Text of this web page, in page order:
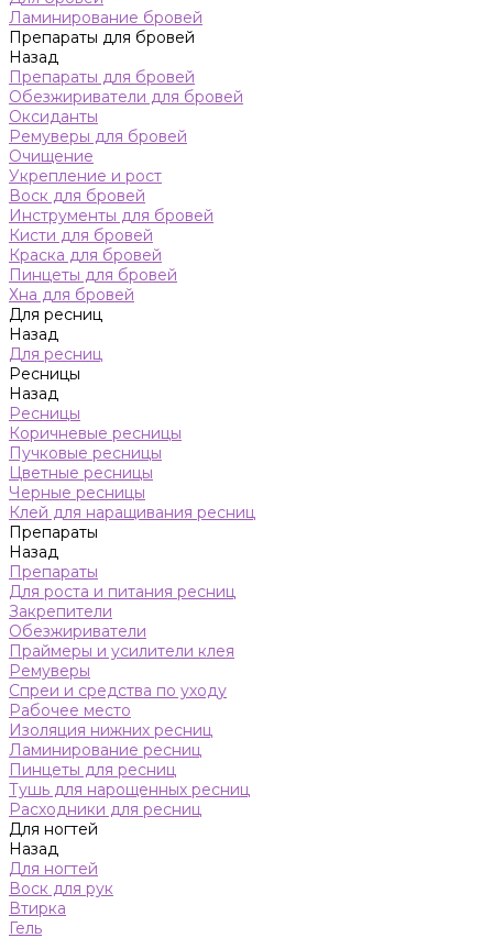
Ламинирование бровей
Препараты для бровей
Назад
Препараты для бровей
Обезжириватели для бровей
Оксиданты
Ремуверы для бровей
Очищение
Укрепление и рост
Воск для бровей
Инструменты для бровей
Кисти для бровей
Краска для бровей
Пинцеты для бровей
Хна для бровей
Для ресниц
Назад
Для ресниц
Ресницы
Назад
Ресницы
Коричневые ресницы
Пучковые ресницы
Цветные ресницы
Черные ресницы
Клей для наращивания ресниц
Препараты
Назад
Препараты
Для роста и питания ресниц
Закрепители
Обезжириватели
Праймеры и усилители клея
Ремуверы
Спреи и средства по уходу
Рабочее место
Изоляция нижних ресниц
Ламинирование ресниц
Пинцеты для ресниц
Тушь для нарощенных ресниц
Расходники для ресниц
Для ногтей
Назад
Для ногтей
Воск для рук
Втирка
Гель